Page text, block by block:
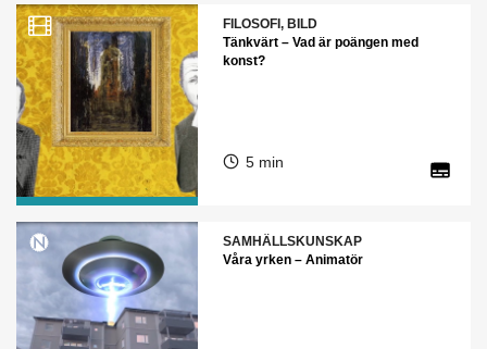
FILOSOFI, BILD
Tänkvärt – Vad är poängen med
konst?
5 min
SAMHÄLLSKUNSKAP
Våra yrken – Animatör